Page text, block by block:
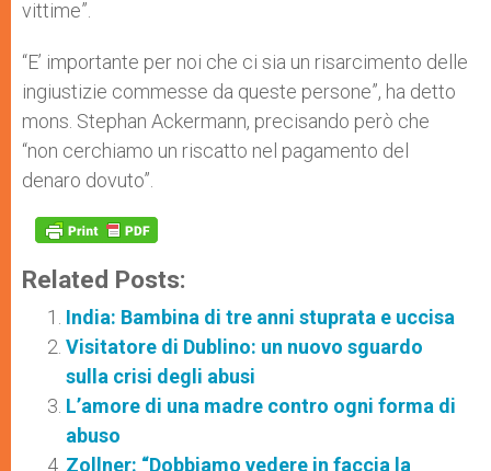
vittime”.
“E’ importante per noi che ci sia un risarcimento delle
ingiustizie commesse da queste persone”, ha detto
mons. Stephan Ackermann, precisando però che
“non cerchiamo un riscatto nel pagamento del
denaro dovuto”.
Related Posts:
India: Bambina di tre anni stuprata e uccisa
Visitatore di Dublino: un nuovo sguardo
sulla crisi degli abusi
L’amore di una madre contro ogni forma di
abuso
Zollner: “Dobbiamo vedere in faccia la